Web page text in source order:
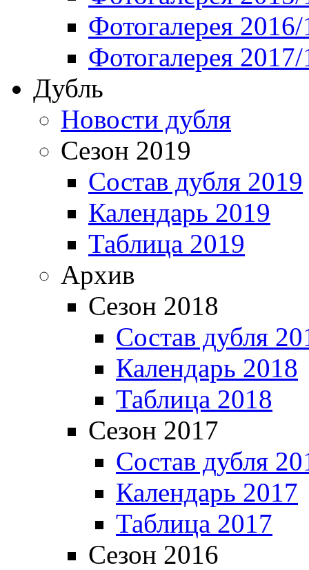
Фотогалерея
Фотогалерея
Дубль
Новости дубля
Сезон 2019
Состав дубля 2019
Календарь 2019
Таблица 2019
Архив
Сезон 2018
Состав дубля
Календарь 2018
Таблица 2018
Сезон 2017
Состав дубля
Календарь 2017
Таблица 2017
Сезон 2016